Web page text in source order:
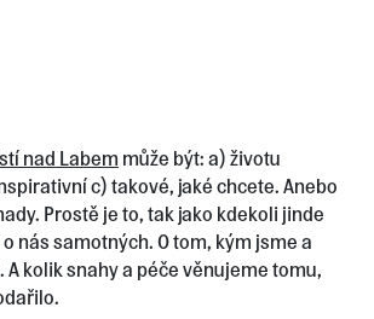
nad Labem může být: a) životu
c) takové, jaké chcete. Anebo
Prostě je to, tak jako kdekoli jinde
nás samotných. O tom, kým jsme a
A kolik snahy a péče věnujeme tomu,